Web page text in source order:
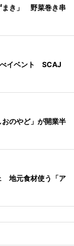
まき」 野菜巻き串
べイベント SCAJ
のやど」が開業半
地元食材使う「ア